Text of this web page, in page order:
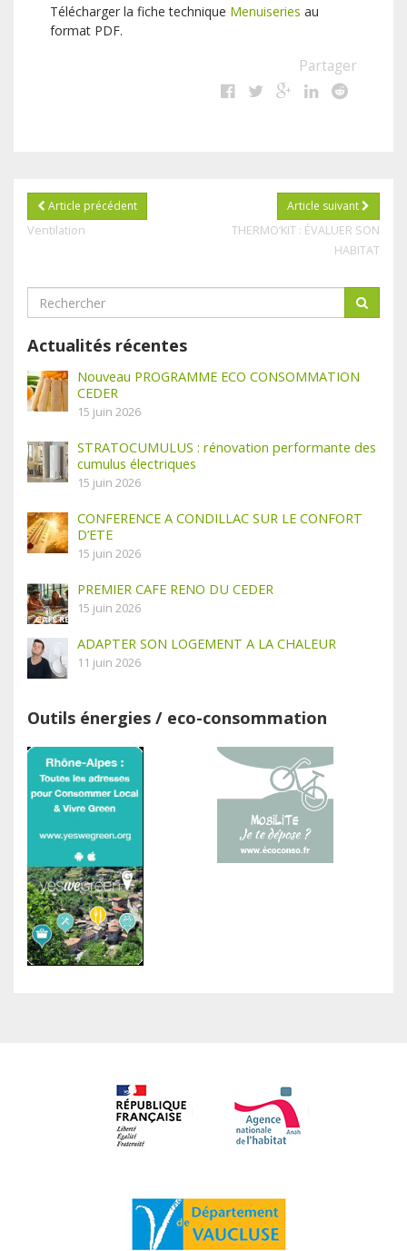
Télécharger la fiche technique Menuiseries au
format PDF.
Partager
Article précédent
Ventilation
Article suivant
THERMO’KIT : ÉVALUER SON
HABITAT
Actualités récentes
Nouveau PROGRAMME ECO CONSOMMATION
CEDER
15 juin 2026
STRATOCUMULUS : rénovation performante des
cumulus électriques
15 juin 2026
CONFERENCE A CONDILLAC SUR LE CONFORT
D’ETE
15 juin 2026
PREMIER CAFE RENO DU CEDER
15 juin 2026
ADAPTER SON LOGEMENT A LA CHALEUR
11 juin 2026
Outils énergies / eco-consommation